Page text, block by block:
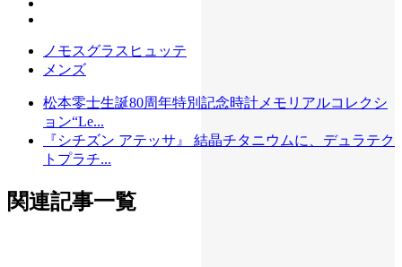
ノモスグラスヒュッテ
メンズ
松本零士生誕80周年特別記念時計メモリアルコレクシ
ョン“Le...
『シチズン アテッサ』 結晶チタニウムに、デュラテク
トプラチ...
関連記事一覧